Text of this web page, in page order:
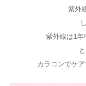
紫外
紫外線は1年
カラコンでケ